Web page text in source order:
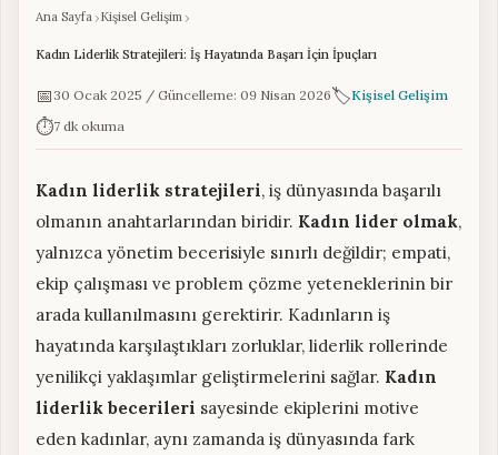
Ana Sayfa Kişisel Gelişim
Kadın Liderlik Stratejileri: İş Hayatında Başarı İçin İpuçları
📅 30 Ocak 2025 / Güncelleme: 09 Nisan 2026🏷️Kişisel Gelişim
⏱️7 dk okuma
Kadın liderlik stratejileri, iş dünyasında başarılı
olmanın anahtarlarından biridir. Kadın lider olmak,
yalnızca yönetim becerisiyle sınırlı değildir; empati,
ekip çalışması ve problem çözme yeteneklerinin bir
arada kullanılmasını gerektirir. Kadınların iş
hayatında karşılaştıkları zorluklar, liderlik rollerinde
yenilikçi yaklaşımlar geliştirmelerini sağlar. Kadın
liderlik becerileri sayesinde ekiplerini motive
eden kadınlar, aynı zamanda iş dünyasında fark